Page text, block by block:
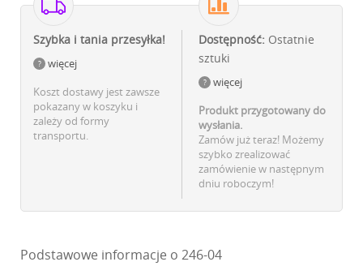
Szybka i tania przesyłka!
więcej
Koszt dostawy jest zawsze
pokazany w koszyku i
zależy od formy
transportu.
Dostępność: Ostatnie
sztuki
więcej
Produkt przygotowany do
wysłania.
Zamów już teraz! Możemy
szybko zrealizować
zamówienie w następnym
dniu roboczym!
Podstawowe informacje o 246-04